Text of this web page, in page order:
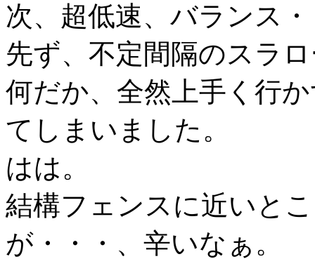
次、超低速、バランス
先ず、不定間隔のスラ
何だか、全然上手く行
てしまいました。
はは。
結構フェンスに近いと
が・・・、辛いなぁ。